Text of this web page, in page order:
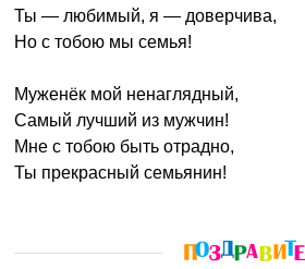
Ты — любимый, я — доверчива,
Но с тобою мы семья!
Муженёк мой ненаглядный,
Самый лучший из мужчин!
Мне с тобою быть отрадно,
Ты прекрасный семьянин!